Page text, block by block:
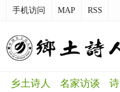
手机访问 MAP RSS
乡土诗人 名家访谈